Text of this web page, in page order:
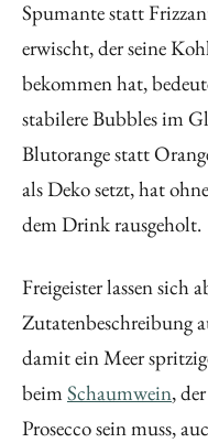
Spumante statt
erwischt, der seine
bekommen hat,
stabilere Bubbles im
Blutorange statt
als Deko setzt, hat
dem Drink rausgeholt.
Freigeister lassen sich
Zutatenbeschreibung
damit ein Meer
beimSchaumwein,
Prosecco sein muss,